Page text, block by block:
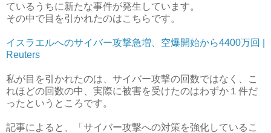
ているうちに新たな事件が発生しています。
その中で目を引かれたのはこちらです。
イスラエルへのサイバー攻撃急増、空爆開始から4400万回 |
Reuters
私が目を引かれたのは、サイバー攻撃の回数ではなく、こ
れほどの回数の中、実際に被害を受けたのはわずか１件だ
ったというところです。
記事によると、「サイバー攻撃への対策を強化しているこ